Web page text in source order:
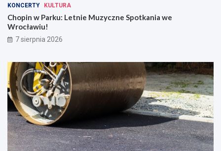
KONCERTY KULTURA
Chopin w Parku: Letnie Muzyczne Spotkania we
Wrocławiu!
7 sierpnia 2026